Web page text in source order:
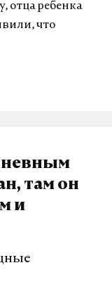
отца ребенка
что
там он
и